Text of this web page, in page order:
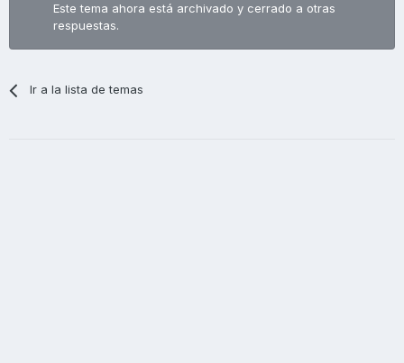
Este tema ahora está archivado y cerrado a otras
respuestas.
Ir a la lista de temas